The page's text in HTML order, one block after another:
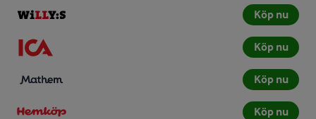
Köp nu
Köp nu
Köp nu
Köp nu